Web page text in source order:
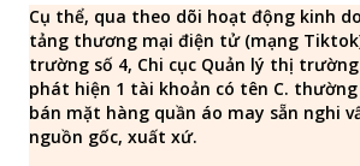
Cụ thể, qua theo dõi hoạt động kinh
tảng thương mại điện tử (mạng
trường số 4, Chi cục Quản lý thị
phát hiện 1 tài khoản có tên C.
bán mặt hàng quần áo may sẵn nghi
nguồn gốc, xuất xứ.